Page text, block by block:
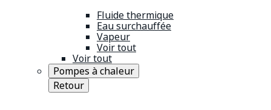
Fluide thermique
Eau surchauffée
Vapeur
Voir tout
Voir tout
Pompes à chaleur
Retour